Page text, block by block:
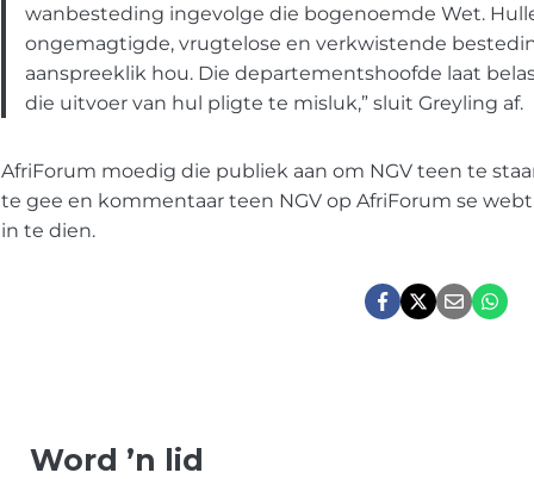
wanbesteding ingevolge die bogenoemde Wet.
ongemagtigde, vrugtelose en verkwistende
aanspreeklik hou. Die departementshoofde laat
die uitvoer van hul pligte te misluk,” sluit Greyling af.
AfriForum moedig die publiek aan om NGV teen te
te gee en kommentaar teen NGV op AfriForum se
in te dien.
Word ’n lid